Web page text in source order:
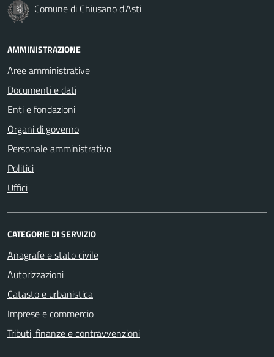
Comune di Chiusano d'Asti
AMMINISTRAZIONE
Aree amministrative
Documenti e dati
Enti e fondazioni
Organi di governo
Personale amministrativo
Politici
Uffici
CATEGORIE DI SERVIZIO
Anagrafe e stato civile
Autorizzazioni
Catasto e urbanistica
Imprese e commercio
Tributi, finanze e contravvenzioni